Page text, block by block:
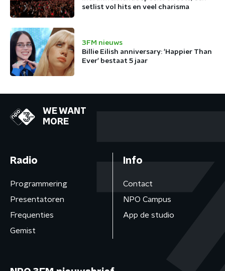
setlist vol hits en veel charisma
3FM nieuws
Billie Eilish anniversary: 'Happier Than
Ever' bestaat 5 jaar
WE WANT
MORE
Radio
Programmering
Presentatoren
Frequenties
Gemist
Info
Contact
NPO Campus
App de studio